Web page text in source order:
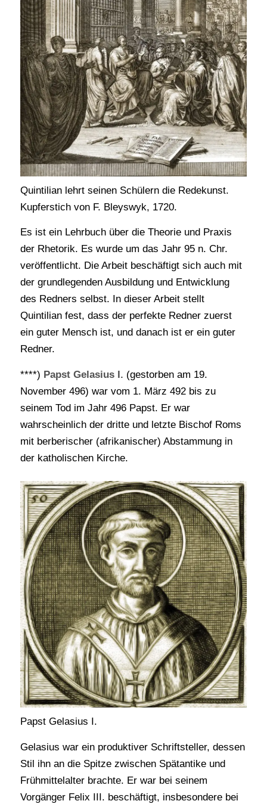
Quintilian lehrt seinen Schülern die Redekunst.
Kupferstich von F. Bleyswyk, 1720.
Es ist ein Lehrbuch über die Theorie und Praxis
der Rhetorik. Es wurde um das Jahr 95 n. Chr.
veröffentlicht. Die Arbeit beschäftigt sich auch mit
der grundlegenden Ausbildung und Entwicklung
des Redners selbst. In dieser Arbeit stellt
Quintilian fest, dass der perfekte Redner zuerst
ein guter Mensch ist, und danach ist er ein guter
Redner.
****) Papst Gelasius I. (gestorben am 19.
November 496) war vom 1. März 492 bis zu
seinem Tod im Jahr 496 Papst. Er war
wahrscheinlich der dritte und letzte Bischof Roms
mit berberischer (afrikanischer) Abstammung in
der katholischen Kirche.
Papst Gelasius I.
Gelasius war ein produktiver Schriftsteller, dessen
Stil ihn an die Spitze zwischen Spätantike und
Frühmittelalter brachte. Er war bei seinem
Vorgänger Felix III. beschäftigt, insbesondere bei